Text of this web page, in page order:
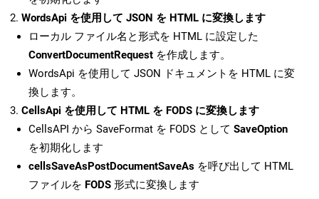
WordsApi を使用して JSON を HTML に変換します
ローカル ファイル名と形式を HTML に設定した
ConvertDocumentRequest を作成します。
WordsApi を使用して JSON ドキュメントを HTML に変
換します。
CellsApi を使用して HTML を FODS に変換します
CellsAPI から SaveFormat を FODS として SaveOption
を初期化します
cellsSaveAsPostDocumentSaveAs を呼び出して HTML
ファイルを FODS 形式に変換します